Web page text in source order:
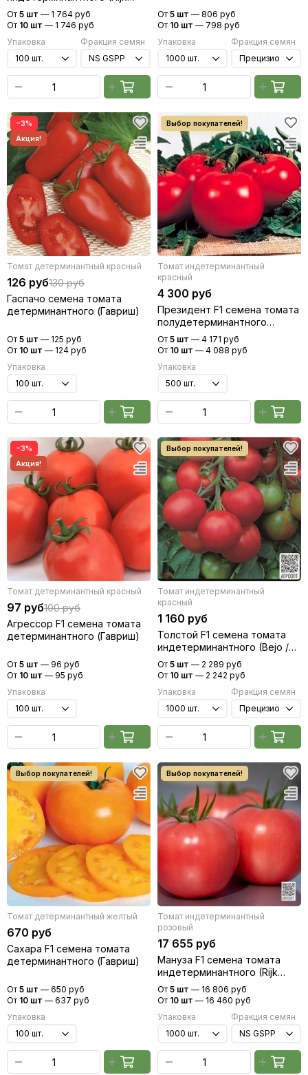
Zwaan / Райк Цваан)
От 5 шт — 1 764 руб
От 10 шт — 1 746 руб
Упаковка
Фракция семян
От 5 шт — 806 руб
От 10 шт — 798 руб
Упаковка
Фракция семян
−3%
Томат детерминантный красный
126 руб130 руб
Гаспачо семена томата
детерминантного (Гавриш)
От 5 шт — 125 руб
От 10 шт — 124 руб
Упаковка
Томат индетерминантный
красный
4 300 руб
Президент F1 семена томата
полудетерминантного
(Seminis / Семинис)
От 5 шт — 4 171 руб
От 10 шт — 4 088 руб
Упаковка
−3%
Томат детерминантный красный
97 руб100 руб
Агрессор F1 семена томата
детерминантного (Гавриш)
От 5 шт — 96 руб
От 10 шт — 95 руб
Упаковка
Томат индетерминантный
красный
1 160 руб
Толстой F1 семена томата
индетерминантного (Bejo /
Бейо)
От 5 шт — 2 289 руб
От 10 шт — 2 242 руб
Упаковка
Фракция семян
Томат детерминантный желтый
670 руб
Сахара F1 семена томата
детерминантного (Гавриш)
От 5 шт — 650 руб
От 10 шт — 637 руб
Упаковка
Томат индетерминантный
розовый
17 655 руб
Мануза F1 семена томата
индетерминантного (Rijk
Zwaan / Райк Цваан)
От 5 шт — 16 806 руб
От 10 шт — 16 460 руб
Упаковка
Фракция семян